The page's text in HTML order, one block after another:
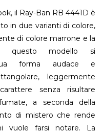
il Ray-Ban RB 4441D è
in due varianti di colore,
di colore marrone e la
questo modello si
forma audace e
leggermente
senza risultare
a seconda della
di mistero che rende
vuole farsi notare. La